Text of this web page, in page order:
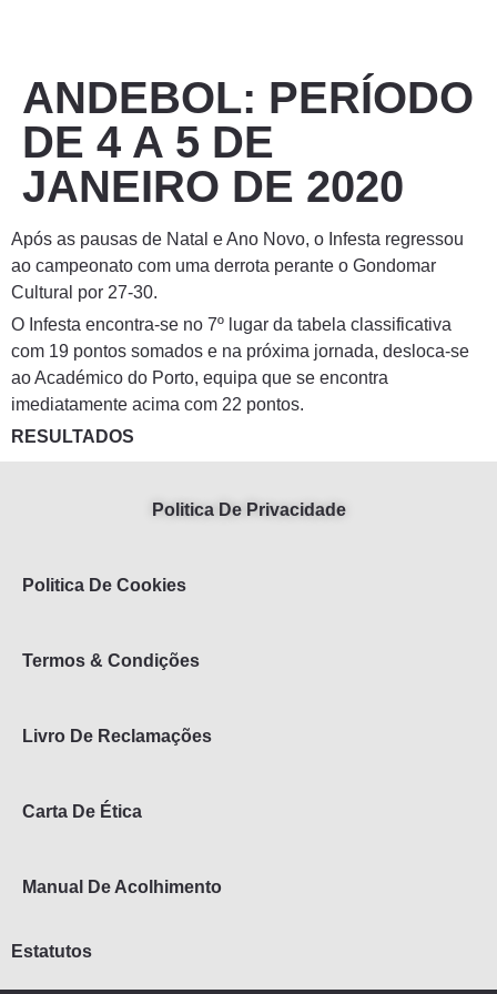
ANDEBOL: PERÍODO
DE 4 A 5 DE
JANEIRO DE 2020
Após as pausas de Natal e Ano Novo, o Infesta regressou
ao campeonato com uma derrota perante o Gondomar
Cultural por 27-30.
O Infesta encontra-se no 7º lugar da tabela classificativa
com 19 pontos somados e na próxima jornada, desloca-se
ao Académico do Porto, equipa que se encontra
imediatamente acima com 22 pontos.
RESULTADOS
Politica De Privacidade
Politica De Cookies
Termos & Condições
Livro De Reclamações
Carta De Ética
Manual De Acolhimento
Estatutos